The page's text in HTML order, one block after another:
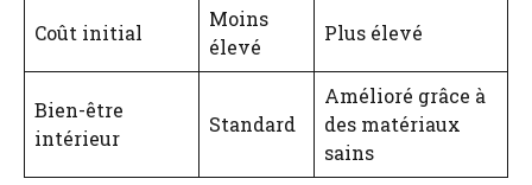
Coût initial
Moins
élevé
Plus élevé
Bien-être
intérieur
Standard
Amélioré grâce à
des matériaux
sains